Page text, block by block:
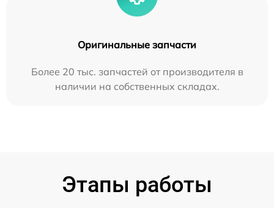
Оригинальные запчасти
Более 20 тыс. запчастей от производителя в
наличии на собственных складах.
Этапы работы